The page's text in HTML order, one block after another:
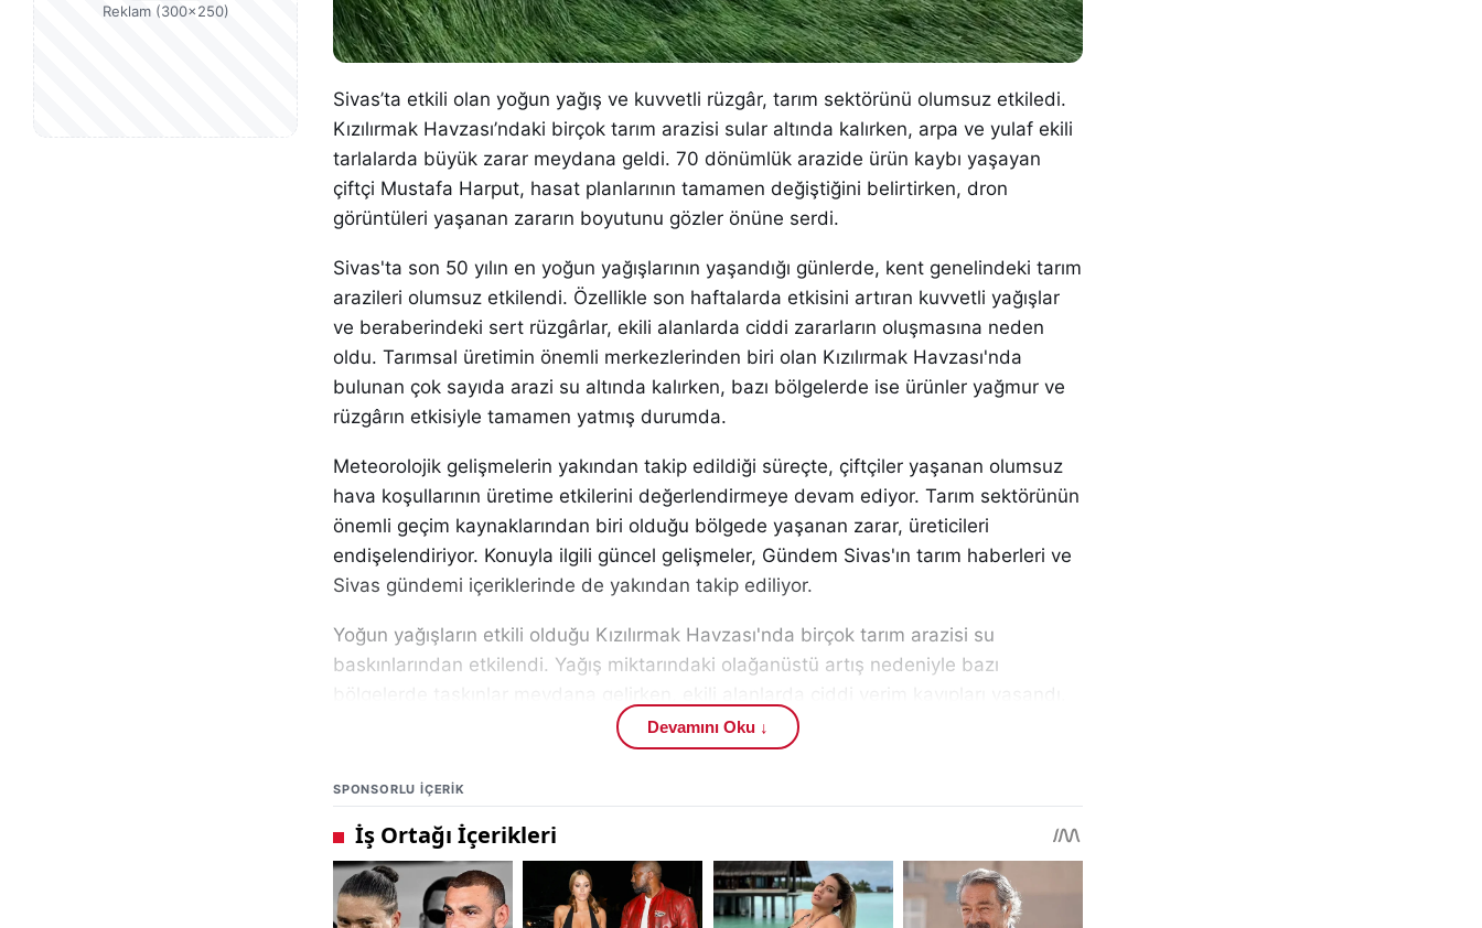
Reklam (300×250)
Sivas’ta etkili olan yoğun yağış ve kuvvetli rüzgâr, tarım sektörünü olumsuz etkiledi.
Kızılırmak Havzası’ndaki birçok tarım arazisi sular altında kalırken, arpa ve yulaf ekili
tarlalarda büyük zarar meydana geldi. 70 dönümlük arazide ürün kaybı yaşayan
çiftçi Mustafa Harput, hasat planlarının tamamen değiştiğini belirtirken, dron
görüntüleri yaşanan zararın boyutunu gözler önüne serdi.
Sivas'ta son 50 yılın en yoğun yağışlarının yaşandığı günlerde, kent genelindeki tarım
arazileri olumsuz etkilendi. Özellikle son haftalarda etkisini artıran kuvvetli yağışlar
ve beraberindeki sert rüzgârlar, ekili alanlarda ciddi zararların oluşmasına neden
oldu. Tarımsal üretimin önemli merkezlerinden biri olan Kızılırmak Havzası'nda
bulunan çok sayıda arazi su altında kalırken, bazı bölgelerde ise ürünler yağmur ve
rüzgârın etkisiyle tamamen yatmış durumda.
Meteorolojik gelişmelerin yakından takip edildiği süreçte, çiftçiler yaşanan olumsuz
hava koşullarının üretime etkilerini değerlendirmeye devam ediyor. Tarım sektörünün
önemli geçim kaynaklarından biri olduğu bölgede yaşanan zarar, üreticileri
endişelendiriyor. Konuyla ilgili güncel gelişmeler, Gündem Sivas'ın tarım haberleri ve
Sivas gündemi içeriklerinde de yakından takip ediliyor.
Yoğun yağışların etkili olduğu Kızılırmak Havzası'nda birçok tarım arazisi su
baskınlarından etkilendi. Yağış miktarındaki olağanüstü artış nedeniyle bazı
Uzmanlar, iklim değişikliğinin etkileriyle birlikte son yıllarda hava olaylarının daha
açısından meteorolojik verilerin ve resmi kurumların uyarılarının takip edilmesinin
önem taşıdığı belirtiliyor. Çiftçiler ise gelişmeleri başta Meteoroloji Genel Müdürlüğü
(https://www.mgm.gov.tr) olmak üzere ilgili resmi kurumlardan takip ediyor.
2025 yılının sonbahar döneminde arazisine arpa ve yulaf ektiğini belirten çiftçi
Devamını Oku ↓
SPONSORLU IÇERIK